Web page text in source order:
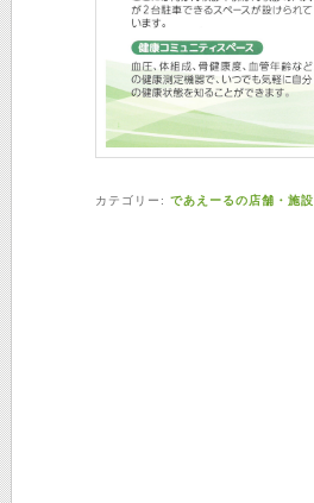
カテゴリー: であえーるの店舗・施設